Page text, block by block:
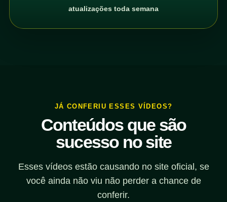
atualizações toda semana
JÁ CONFERIU ESSES VÍDEOS?
Conteúdos que são
sucesso no site
Esses vídeos estão causando no site oficial, se
você ainda não viu não perder a chance de
conferir.